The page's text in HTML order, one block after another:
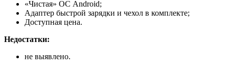
«Чистая» ОС Android;
Адаптер быстрой зарядки и чехол в комплекте;
Доступная цена.
Недостатки:
не выявлено.